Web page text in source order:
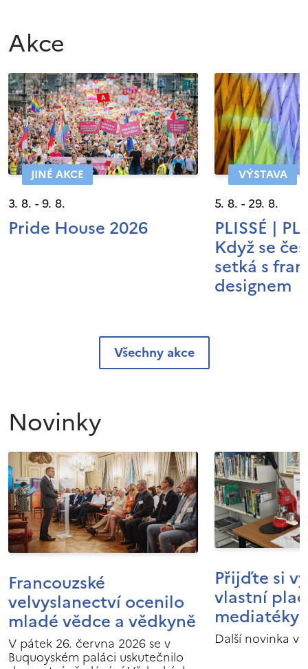
Akce
JINÉ AKCE
3. 8. - 9. 8.
Pride House 2026
VÝSTAVA
5. 8. - 29. 8.
PLISSÉ |
Když se
setká s
designem
Všechny akce
Novinky
Francouzské
velvyslanectví ocenilo
mladé vědce a vědkyně
V pátek 26. června 2026 se v
Buquoyském paláci uskutečnilo
Přijďte si
vlastní
mediatéky
Další novinka v